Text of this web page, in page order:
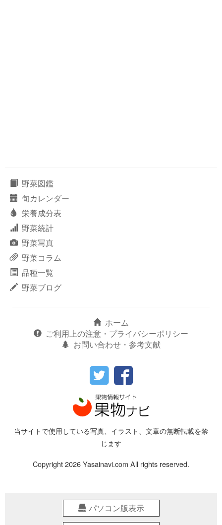
野菜図鑑
旬カレンダー
栄養成分表
野菜統計
野菜写真
野菜コラム
品種一覧
野菜ブログ
ホーム
ご利用上の注意・プライバシーポリシー
お問い合わせ・参考文献
当サイトで使用している写真、イラスト、文章の無断転載を禁
じます
Copyright 2026 Yasainavi.com All rights reserved.
パソコン版表示